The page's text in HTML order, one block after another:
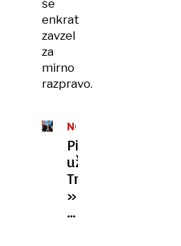
še
enkrat
zavzel
za
mirno
razpravo.
NORVEŠKA
Pismo
užaljenega
Trumpa:
»Ni
Nobelove